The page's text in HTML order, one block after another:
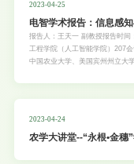
2023-04-25
电智学术报告：信息感
报告人：王天一 副教授报告时
工程学院（人工智能学院）207
中国农业大学、美国宾州州立大
当前围绕国家重点研发计划与现
技计划项目1项。欢迎广大师生莅
2023-04-24
农学大讲堂--“永根•金穗